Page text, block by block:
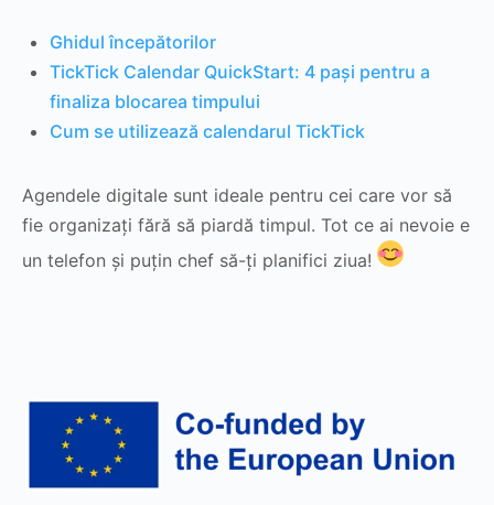
Ghidul începătorilor
TickTick Calendar QuickStart: 4 pași pentru a
finaliza blocarea timpului
Cum se utilizează calendarul TickTick
Agendele digitale sunt ideale pentru cei care vor să
fie organizați fără să piardă timpul. Tot ce ai nevoie e
un telefon și puțin chef să-ți planifici ziua!